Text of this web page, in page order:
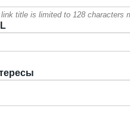
link title is limited to 128 characters